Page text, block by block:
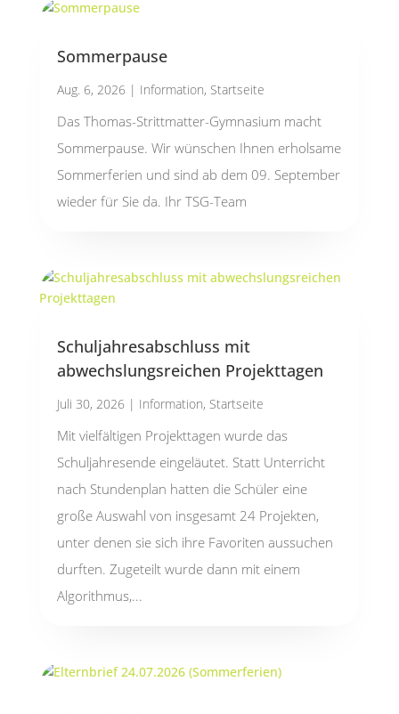
Sommerpause
Aug. 6, 2026| Information, Startseite
Das Thomas-Strittmatter-Gymnasium macht
Sommerpause. Wir wünschen Ihnen erholsame
Sommerferien und sind ab dem 09. September
wieder für Sie da. Ihr TSG-Team
Schuljahresabschluss mit
abwechslungsreichen Projekttagen
Juli 30, 2026| Information, Startseite
Mit vielfältigen Projekttagen wurde das
Schuljahresende eingeläutet. Statt Unterricht
nach Stundenplan hatten die Schüler eine
große Auswahl von insgesamt 24 Projekten,
unter denen sie sich ihre Favoriten aussuchen
durften. Zugeteilt wurde dann mit einem
Algorithmus,...